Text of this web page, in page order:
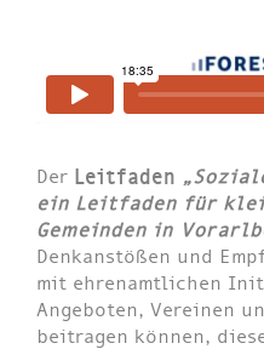
Der Leitfaden
ein Leitfaden für
Gemeinden in
Denkanstößen und
mit ehrenamtlichen
Angeboten, Vereinen
beitragen können,